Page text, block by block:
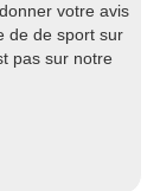
votre avis
de de sport sur
pas sur notre